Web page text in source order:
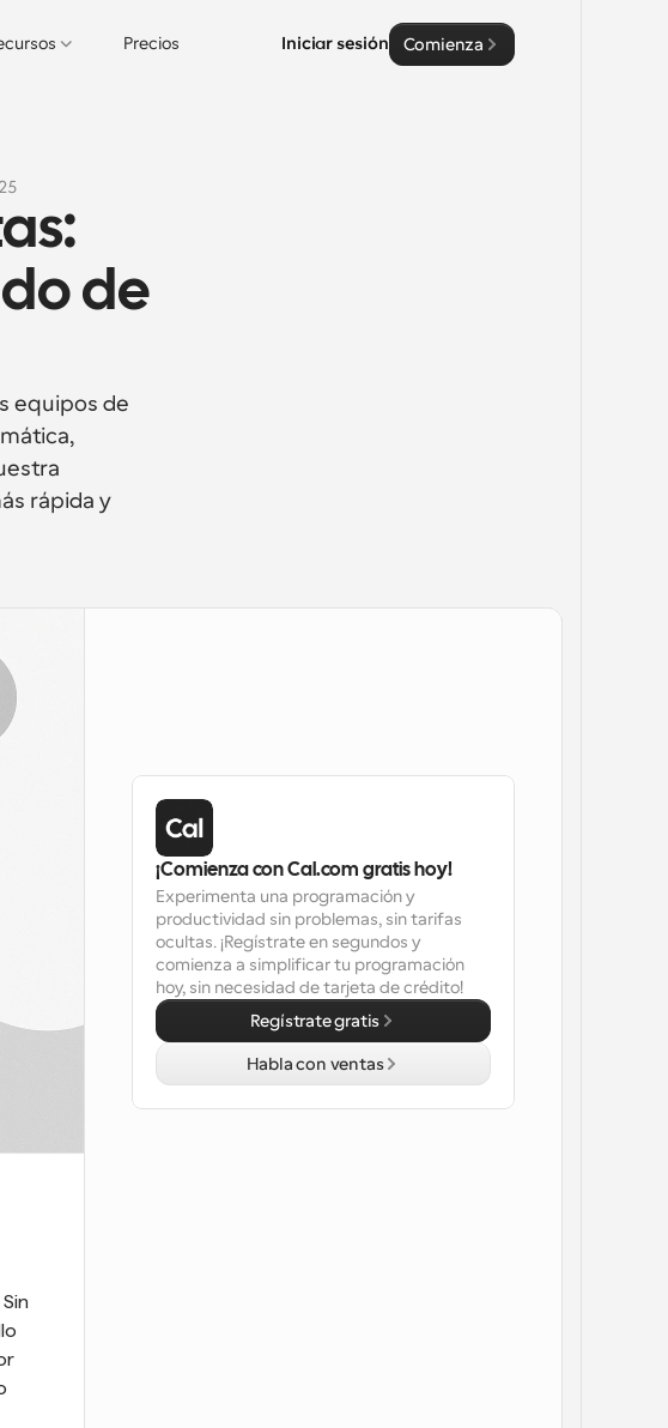
Precios Iniciar sesión Comienza
de
equipos de
rápida y
¡Comienza con Cal.com gratis hoy!
Experimenta una programación y
productividad sin problemas, sin tarifas
ocultas. ¡Regístrate en segundos y
comienza a simplificar tu programación
hoy, sin necesidad de tarjeta de crédito!
Regístrate gratis
Habla con ventas